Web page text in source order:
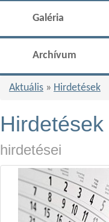
Galéria
Archívum
Aktuális » Hirdetések
Hirdetések
hirdetései